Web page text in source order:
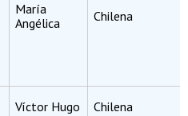
María
Angélica
Chilena
Víctor Hugo Chilena